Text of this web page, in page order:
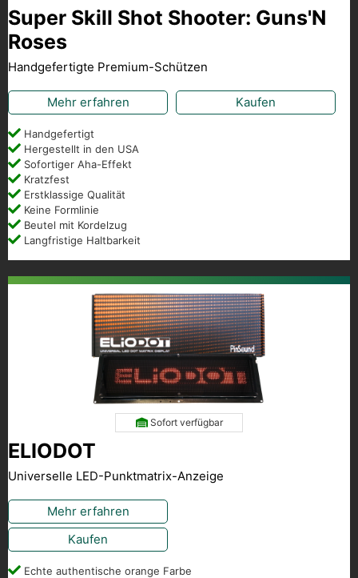
Super Skill Shot Shooter: Guns'N
Roses
Handgefertigte Premium-Schützen
Mehr erfahren Kaufen
Handgefertigt
Hergestellt in den USA
Sofortiger Aha-Effekt
Kratzfest
Erstklassige Qualität
Keine Formlinie
Beutel mit Kordelzug
Langfristige Haltbarkeit
Sofort verfügbar
ELIODOT
Universelle LED-Punktmatrix-Anzeige
Mehr erfahren
Kaufen
Echte authentische orange Farbe